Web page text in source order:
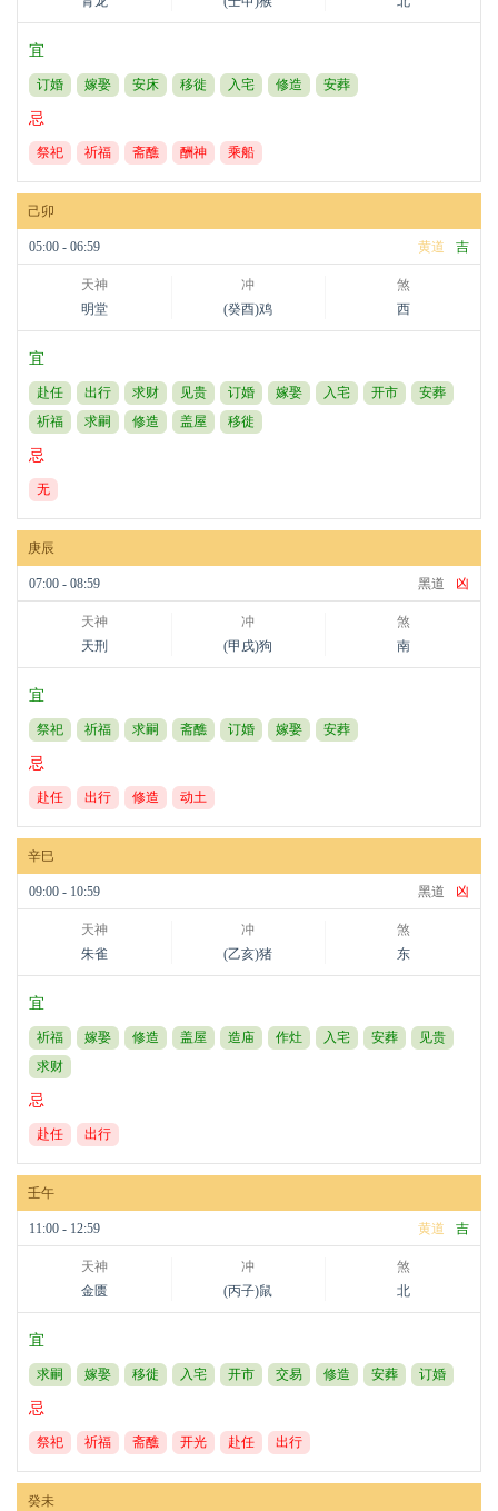
宜
订婚 嫁娶 安床 移徙 入宅 修造 安葬
忌
祭祀 祈福 斋醮 酬神 乘船
己卯
05:00 - 06:59 黄道 吉
天神
明堂
冲
(癸酉)鸡
煞
西
宜
赴任 出行 求财 见贵 订婚 嫁娶 入宅 开市
安葬
祈福
求嗣 修造 盖屋 移徙
忌
无
庚辰
07:00 - 08:59 黑道 凶
天神
天刑
冲
(甲戌)狗
煞
南
宜
祭祀 祈福 求嗣 斋醮 订婚 嫁娶 安葬
忌
赴任 出行 修造 动土
辛巳
09:00 - 10:59 黑道 凶
天神
朱雀
冲
(乙亥)猪
煞
东
宜
祈福 嫁娶 修造 盖屋 造庙 作灶 入宅 安葬
见贵
求财
忌
赴任 出行
壬午
11:00 - 12:59 黄道 吉
天神
金匮
冲
(丙子)鼠
煞
北
宜
求嗣 嫁娶 移徙 入宅 开市 交易 修造 安葬 订婚
忌
祭祀 祈福 斋醮 开光 赴任 出行
癸未